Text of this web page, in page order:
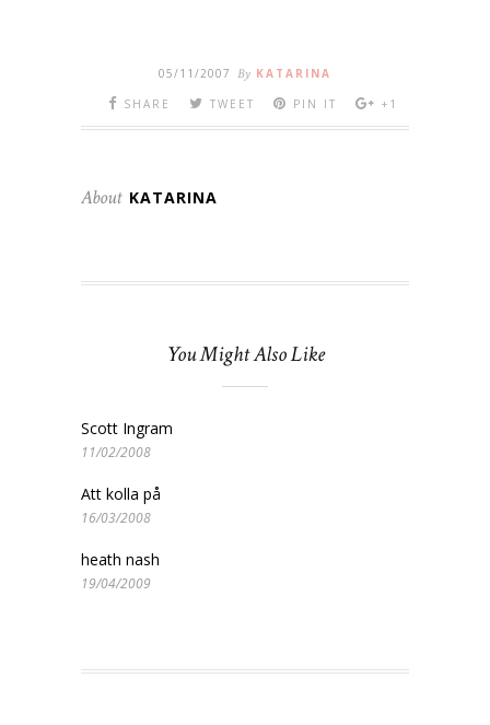
05/11/2007 By KATARINA
SHARE
TWEET PIN IT +1
About KATARINA
You Might Also Like
Scott Ingram
11/02/2008
Att kolla på
16/03/2008
heath nash
19/04/2009